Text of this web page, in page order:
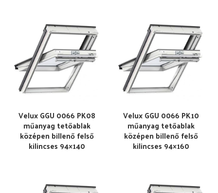
Velux GGU 0066 PK08
műanyag tetőablak
középen billenő felső
kilincses 94×140
Velux GGU 0066 PK10
műanyag tetőablak
középen billenő felső
kilincses 94×160